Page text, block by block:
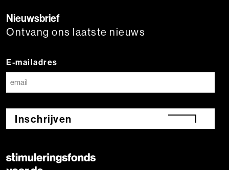
Nieuwsbrief
Ontvang ons laatste nieuws
E-mailadres
Inschrijven